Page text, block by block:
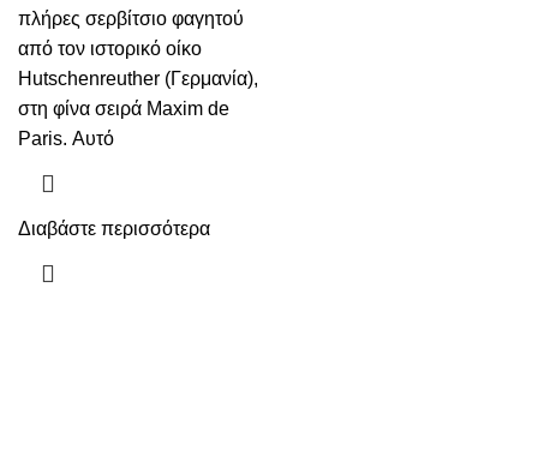
πλήρες σερβίτσιο φαγητού
από τον ιστορικό οίκο
Hutschenreuther (Γερμανία),
στη φίνα σειρά Maxim de
Paris. Αυτό
Διαβάστε περισσότερα